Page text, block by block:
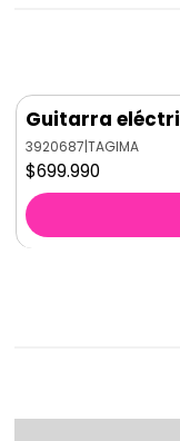
Guitarra
3920687|TAGIMA
$699.990